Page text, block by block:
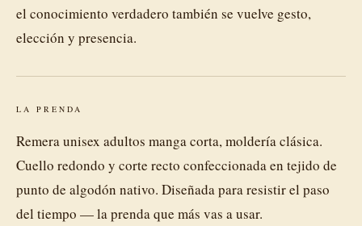
el conocimiento verdadero también se vuelve gesto,
elección y presencia.
LA PRENDA
Remera unisex adultos manga corta, moldería clásica.
Cuello redondo y corte recto confeccionada en tejido de
punto de algodón nativo. Diseñada para resistir el paso
del tiempo — la prenda que más vas a usar.